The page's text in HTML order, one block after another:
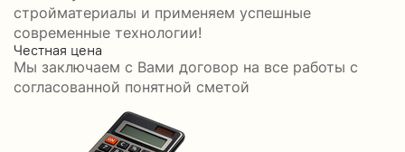
стройматериалы и применяем успешные
современные технологии!
Честная цена
Мы заключаем с Вами договор на все работы с
согласованной понятной сметой